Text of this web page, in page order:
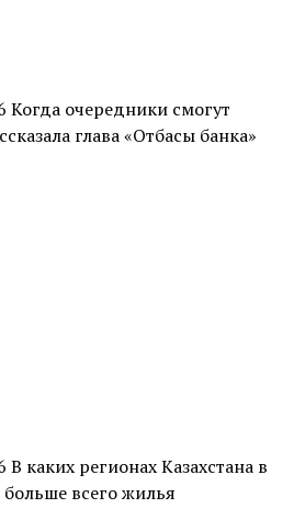
Когда очередники смогут
глава «Отбасы банка»
В каких регионах Казахстана в
всего жилья